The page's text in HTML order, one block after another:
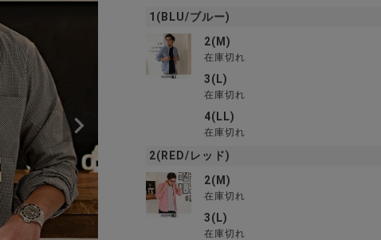
1(BLU/ブルー)
2(M)
在庫切れ
3(L)
在庫切れ
4(LL)
在庫切れ
2(RED/レッド)
2(M)
在庫切れ
3(L)
在庫切れ